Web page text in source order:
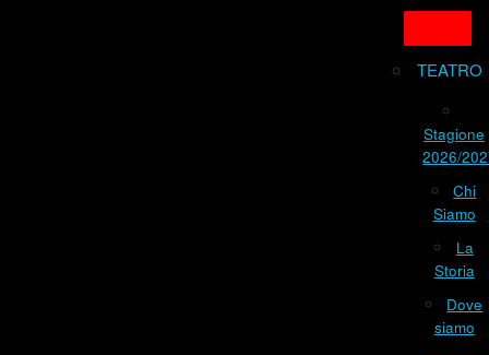
TEATRO
Stagione
2026/
Chi
Siamo
La
Storia
Dove
siamo